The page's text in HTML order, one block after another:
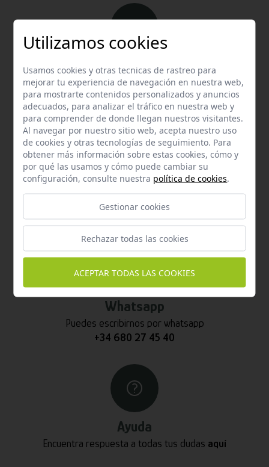
Email
Contacta con nosotros vía email
hola@welovemascotas.com
Teléfono
Contacta con nosotros a través del teléfono
Whatsapp
Puedes escribirnos por whatsapp
+34 680 27 45 40
Ayuda
Encuentra respuesta a todas tus dudas aquí
Utilizamos cookies
Usamos cookies y otras tecnicas de rastreo para
mejorar tu experiencia de navegación en nuestra web,
para mostrarte contenidos personalizados y anuncios
adecuados, para analizar el tráfico en nuestra web y
para comprender de donde llegan nuestros visitantes.
Al navegar por nuestro sitio web, acepta nuestro uso
de cookies y otras tecnologías de seguimiento. Para
obtener más información sobre estas cookies, cómo y
por qué las usamos y cómo puede cambiar su
configuración, consulte nuestra política de cookies.
Gestionar cookies
Rechazar todas las cookies
ACEPTAR TODAS LAS COOKIES